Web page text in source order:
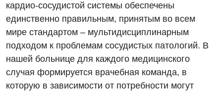
Вакансии
Мероприятия БПР
Диагностика
кардио-сосудистой системы обеспечены
единственно правильным, принятым во всем
мире стандартом – мультидисциплинарным
подходом к проблемам сосудистых патологий. В
нашей больнице для каждого медицинского
случая формируется врачебная команда, в
которую в зависимости от потребности могут